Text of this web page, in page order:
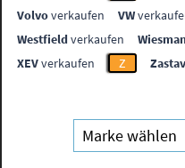
Volvoverkaufen VW
Westfieldverkaufen
XEVverkaufen Z